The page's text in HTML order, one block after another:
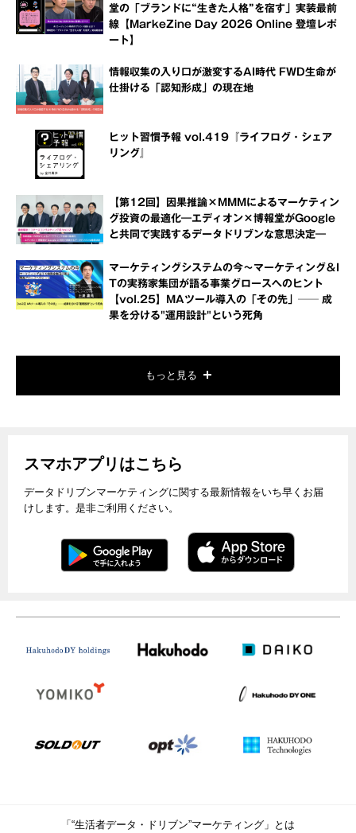
堂の「ブランドに“生きた人格”を宿す」実装最前
線【MarkeZine Day 2026 Online 登壇レポ
ート】
情報収集の入り口が激変するAI時代 FWD生命が
仕掛ける「認知形成」の現在地
ヒット習慣予報 vol.419『ライフログ・シェア
リング』
【第12回】因果推論×MMMによるマーケティン
グ投資の最適化―エディオン×博報堂がGoogle
と共同で実践するデータドリブンな意思決定―
マーケティングシステムの今～マーケティング＆I
Tの実務家集団が語る事業グロースへのヒント
【vol.25】MAツール導入の「その先」── 成
果を分ける"運用設計"という死角
もっと見る
スマホアプリはこちら
データドリブンマーケティングに関する最新情報をいち早くお届
けします。是非ご利用ください。
「“生活者データ・ドリブン”マーケティング」とは